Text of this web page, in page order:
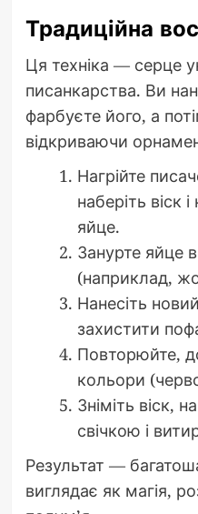
Традиційна
Ця техніка — серце
писанкарства. Ви
фарбуєте його, а
відкриваючи
Нагрійте
наберіть віск
яйце.
Занурте яйце
(наприклад,
Нанесіть
захистити
Повторюйте,
кольори
Зніміть віск,
свічкою і
Результат —
виглядає як магія,